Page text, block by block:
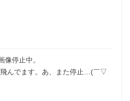
像停止中。
んでます。あ、また停止…(￣▽